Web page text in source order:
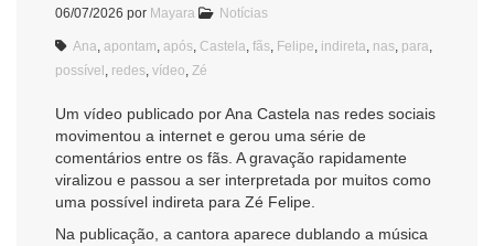
06/07/2026 por Mayara Notícias
Ana, apontam, após, Castela, fãs, Felipe, indireta, nas, para,
possível , redes, vídeo, Zé
Um vídeo publicado por Ana Castela nas redes sociais
movimentou a internet e gerou uma série de
comentários entre os fãs. A gravação rapidamente
viralizou e passou a ser interpretada por muitos como
uma possível indireta para Zé Felipe.
Na publicação, a cantora aparece dublando a música